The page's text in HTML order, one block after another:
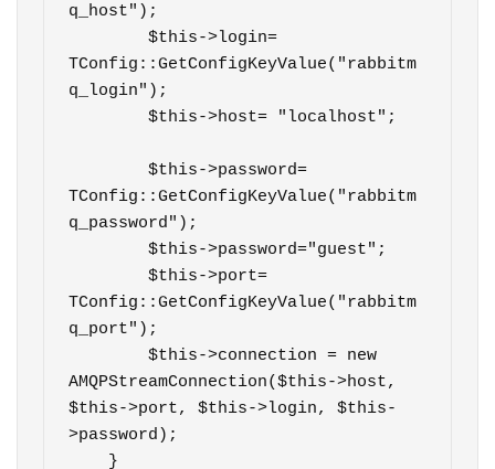
q_host");
        $this->login=
TConfig::GetConfigKeyValue("rabbitm
q_login");
        $this->host= "localhost";
        $this->password=
TConfig::GetConfigKeyValue("rabbitm
q_password");
        $this->password="guest";
        $this->port=
TConfig::GetConfigKeyValue("rabbitm
q_port");
        $this->connection = new
AMQPStreamConnection($this->host,
$this->port, $this->login, $this-
>password);